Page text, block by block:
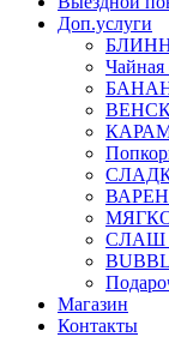
Доп.услуги
Чайная
СЛАШ
Магазин
Контакты